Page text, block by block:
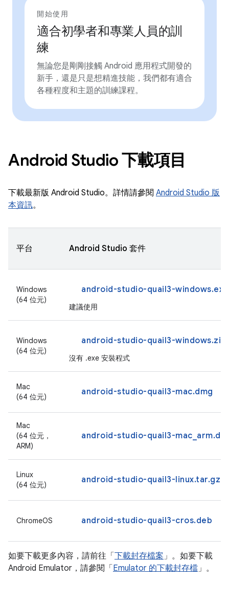
開始使用
適合初學者和專業人員的訓
練
無論您是剛剛接觸 Android 應用程式開發的
新手，還是只是想精進技能，我們都有適合
各種程度和主題的訓練課程。
Android Studio 下載項目
下載最新版 Android Studio。詳情請參閱 Android Studio 版
本資訊。
平台 Android Studio 套件
Windows
(64 位元)
android-studio-quail3-windows.exe
建議使用
Windows
(64 位元)
android-studio-quail3-windows.zip
沒有 .exe 安裝程式
Mac
(64 位元)
android-studio-quail3-mac.dmg
Mac
(64 位元，
ARM)
android-studio-quail3-
Linux
(64 位元)
android-studio-quail3-linux.tar.gz
ChromeOS android-studio-quail3-cros.deb
如要下載更多內容，請前往「 下載封存檔案」。如要下載
Android Emulator，請參閱「 Emulator 的下載封存檔」。